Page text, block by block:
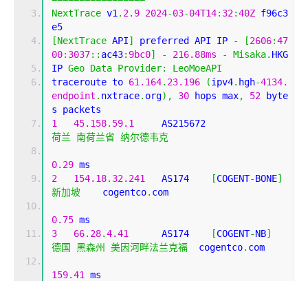
NextTrace v1 . 2.9 2024-03-04T14: 32:40Z f96c3
e5
[NextTrace API] preferred API IP - [2606:47
00: 3037:: ac43: 9bc0] - 216.88ms - Misaka. HKG
IP Geo Data Provider:
LeoMoeAPI
traceroute to 61.164. 23.196 (ipv4. hgh-4134.
endpoint . nxtrace. org), 30 hops max, 52 byte
s packets
1
45.158. 59.1
荷兰 南荷兰省 纳尔德韦克
0.29 ms
2
154.18. 32.241
   AS174
[COGENT-BONE]
新加坡
    cogentco
. com
0.75 ms
3
66.28.4.41
      AS174
[COGENT-NB]
德国
黑森州 美因河畔法兰克福
  cogentco
. com
159.41
ms